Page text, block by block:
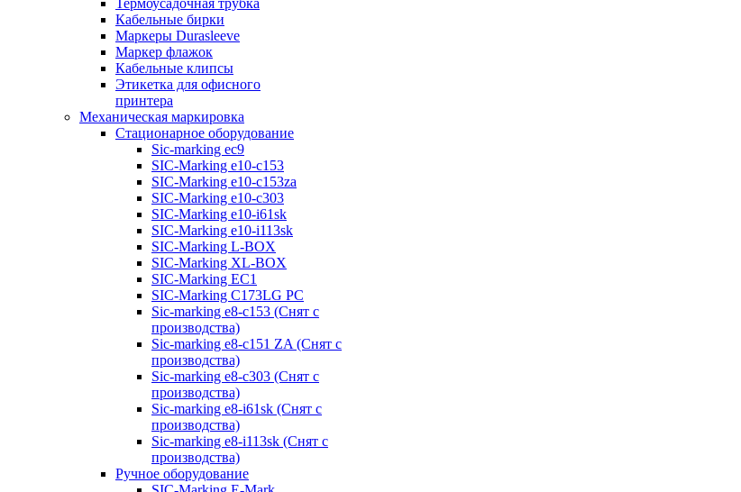
Термоусадочная трубка
Кабельные бирки
Маркеры Durasleeve
Маркер флажок
Кабельные клипсы
Этикетка для офисного
принтера
Механическая маркировка
Стационарное оборудование
Sic-marking ec9
SIC-Marking e10-c153
SIC-Marking e10-c153za
SIC-Marking e10-c303
SIC-Marking e10-i61sk
SIC-Marking e10-i113sk
SIC-Marking L-BOX
SIC-Marking XL-BOX
SIC-Marking EC1
SIC-Marking C173LG PC
Sic-marking e8-c153 (Снят с
производства)
Sic-marking e8-c151 ZA (Снят с
производства)
Sic-marking e8-c303 (Снят с
производства)
Sic-marking e8-i61sk (Снят с
производства)
Sic-marking e8-i113sk (Снят с
производства)
Ручное оборудование